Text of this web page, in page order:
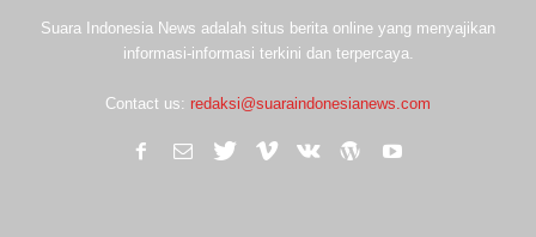
Suara Indonesia News adalah situs berita online yang menyajikan
informasi-informasi terkini dan terpercaya.
Contact us: redaksi@suaraindonesianews.com